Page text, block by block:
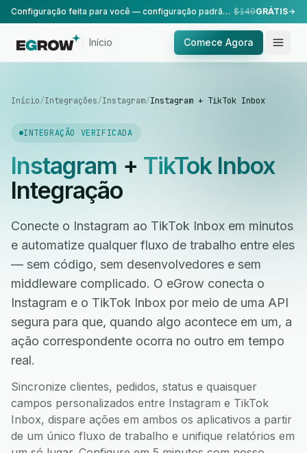
Configuração feita para você — configuração padrão, realizada pela nossa equipe. $149GRÁTIS
Início Comece Agora
Início/Integrações/Instagram/Instagram + TikTok Inbox
INTEGRAÇÃO VERIFICADA
Instagram + TikTok Inbox
Integração
Conecte o Instagram ao TikTok Inbox em minutos
e automatize qualquer fluxo de trabalho entre eles
— sem código, sem desenvolvedores e sem
middleware complicado. O eGrow conecta o
Instagram e o TikTok Inbox por meio de uma API
segura para que, quando algo acontece em um, a
ação correspondente ocorra no outro em tempo
real.
Sincronize clientes, pedidos, status e quaisquer
campos personalizados entre Instagram e TikTok
Inbox, dispare ações em ambos os aplicativos a partir
de um único fluxo de trabalho e unifique relatórios em